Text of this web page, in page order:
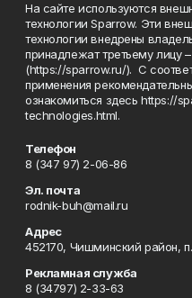
На сайте используются
технологии Sparrow. Эти
технологии внедрены
принадлежат третьему лицу
(https://sparrow.ru/). С
применения
ознакомиться здесь https://
technologies.html.
Телефон
8 (347 97) 2-06-86
Эл. почта
rodnik-buh@mail.ru
Адрес
452170, Чишминский район,
Рекламная служба
8 (34797) 2-33-63